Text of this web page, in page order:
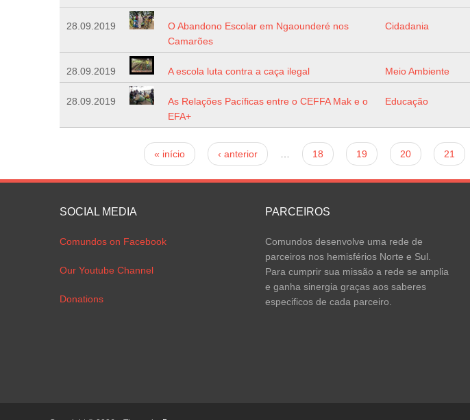
28.09.2019
O Abandono Escolar em Ngaounderé nos
Camarões
Cidadania
28.09.2019 A escola luta contra a caça ilegal Meio Ambiente
28.09.2019
As Relações Pacíficas entre o CEFFA Mak e o
EFA+
Educação
« início ‹ anterior 18 19 20 21
SOCIAL MEDIA
Comundos on Facebook
Our Youtube Channel
Donations
PARCEIROS
Comundos desenvolve uma rede de
parceiros nos hemisférios Norte e Sul.
Para cumprir sua missão a rede se amplia
e ganha sinergia graças aos saberes
especificos de cada parceiro.